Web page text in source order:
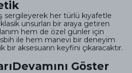
sergileyerek her türlü kıyafetle
unsurları bir araya getiren
hem de özel günler için
ile hem manevi bir deneyim
aksesuarın keyfini çıkaracaktır.
Devamını Göster